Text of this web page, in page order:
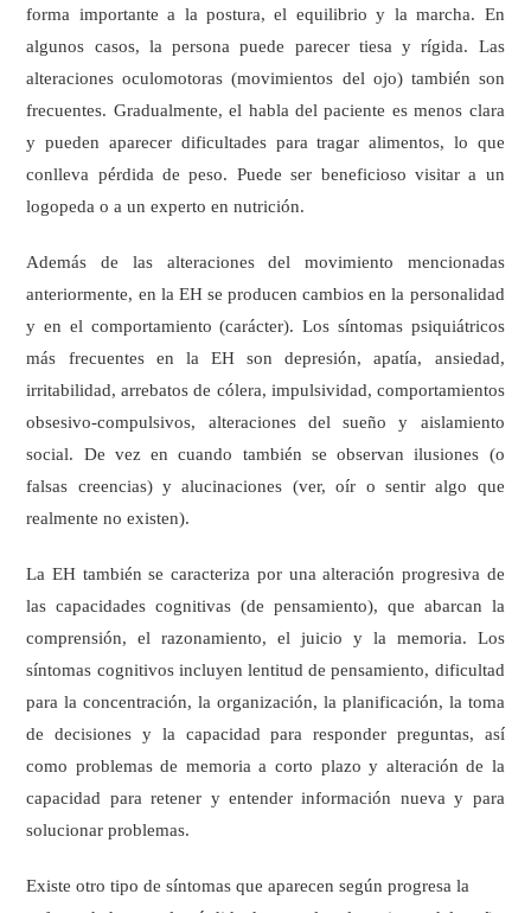
forma importante a la postura, el equilibrio y la marcha. En
algunos casos, la persona puede parecer tiesa y rígida. Las
alteraciones oculomotoras (movimientos del ojo) también son
frecuentes. Gradualmente, el habla del paciente es menos clara
y pueden aparecer dificultades para tragar alimentos, lo que
conlleva pérdida de peso. Puede ser beneficioso visitar a un
logopeda o a un experto en nutrición.
Además de las alteraciones del movimiento mencionadas
anteriormente, en la EH se producen cambios en la personalidad
y en el comportamiento (carácter). Los síntomas psiquiátricos
más frecuentes en la EH son depresión, apatía, ansiedad,
irritabilidad, arrebatos de cólera, impulsividad, comportamientos
obsesivo-compulsivos, alteraciones del sueño y aislamiento
social. De vez en cuando también se observan ilusiones (o
falsas creencias) y alucinaciones (ver, oír o sentir algo que
realmente no existen).
La EH también se caracteriza por una alteración progresiva de
las capacidades cognitivas (de pensamiento), que abarcan la
comprensión, el razonamiento, el juicio y la memoria. Los
síntomas cognitivos incluyen lentitud de pensamiento, dificultad
para la concentración, la organización, la planificación, la toma
de decisiones y la capacidad para responder preguntas, así
como problemas de memoria a corto plazo y alteración de la
capacidad para retener y entender información nueva y para
solucionar problemas.
Existe otro tipo de síntomas que aparecen según progresa la